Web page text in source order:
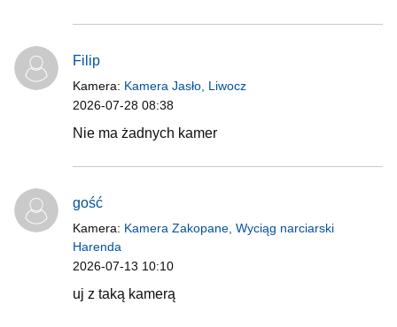
Filip
Kamera: Kamera Jasło, Liwocz
2026-07-28 08:38
Nie ma żadnych kamer
gość
Kamera: Kamera Zakopane, Wyciąg narciarski
Harenda
2026-07-13 10:10
uj z taką kamerą